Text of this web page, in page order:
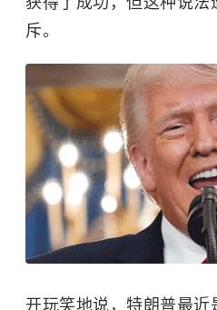
斥。
开玩笑地说，特朗普最近